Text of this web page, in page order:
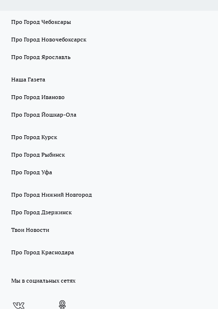
Про Город Чебоксары
Про Город Новочебоксарск
Про Город Ярославль
Наша Газета
Про Город Иваново
Про Город Йошкар-Ола
Про Город Курск
Про Город Рыбинск
Про Город Уфа
Про Город Нижний Новгород
Про Город Дзержинск
Твои Новости
Про Город Краснодара
Мы в социальных сетях